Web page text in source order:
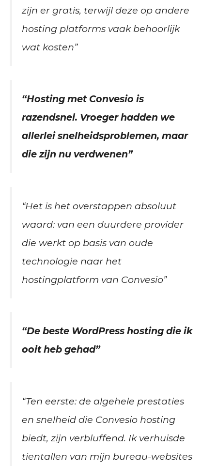
zijn er gratis, terwijl deze op andere
hosting platforms vaak behoorlijk
wat kosten”
“Hosting met Convesio is
razendsnel. Vroeger hadden we
allerlei snelheidsproblemen, maar
die zijn nu verdwenen”
“Het is het overstappen absoluut
waard: van een duurdere provider
die werkt op basis van oude
technologie naar het
hostingplatform van Convesio”
“De beste WordPress hosting die ik
ooit heb gehad”
“Ten eerste: de algehele prestaties
en snelheid die Convesio hosting
biedt, zijn verbluffend. Ik verhuisde
tientallen van mijn bureau-websites